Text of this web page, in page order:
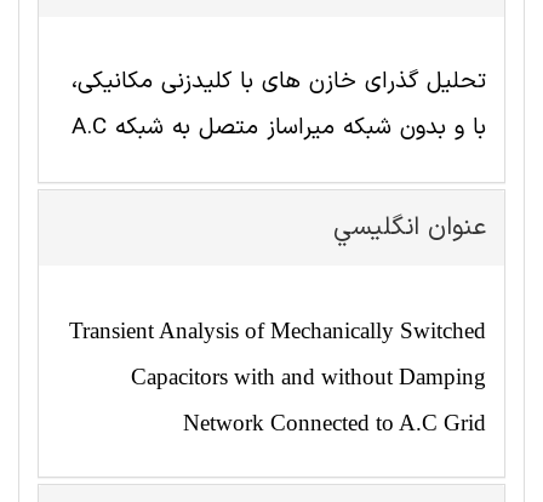
تحلیل گذرای خازن های با کلیدزنی مکانیکی،
با و بدون شبکه میراساز متصل به شبکه A.C
عنوان انگليسي
Transient Analysis of Mechanically Switched
Capacitors with and without Damping
Network Connected to A.C Grid